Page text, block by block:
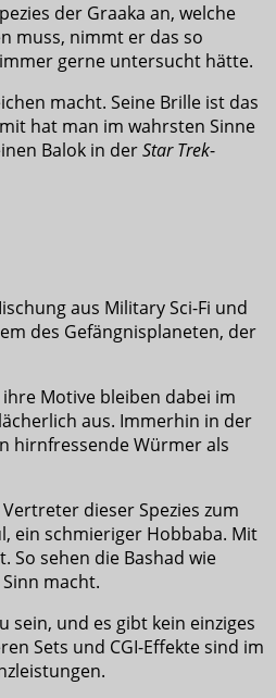
der Graaka an, welche
muss, nimmt er das so
gerne untersucht hätte.
macht. Seine Brille ist das
hat man im wahrsten Sinne
Balok in derStar Trek-
aus Military Sci-Fi und
des Gefängnisplaneten, der
Motive bleiben dabei im
aus. Immerhin in der
hirnfressende Würmer als
dieser Spezies zum
ein schmieriger Hobbaba. Mit
So sehen die Bashad wie
macht.
sein, und es gibt kein einziges
Sets und CGI-Effekte sind im